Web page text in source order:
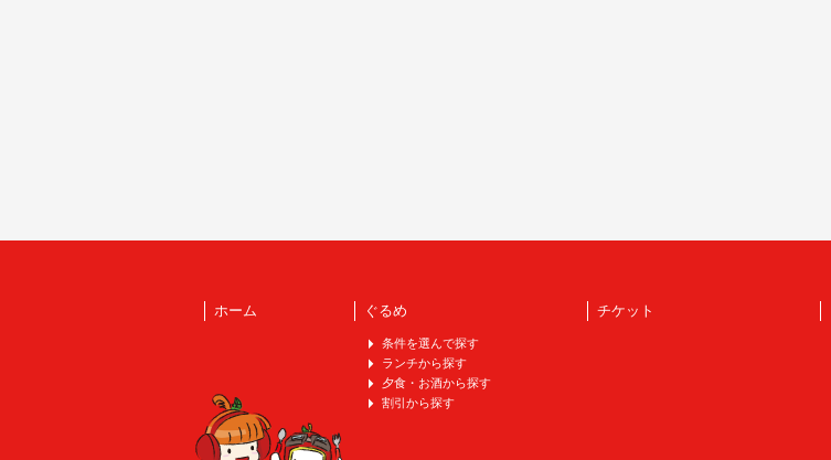
ホーム ぐるめ
条件を選んで探す
ランチから探す
夕食・お酒から探す
割引から探す
チケット